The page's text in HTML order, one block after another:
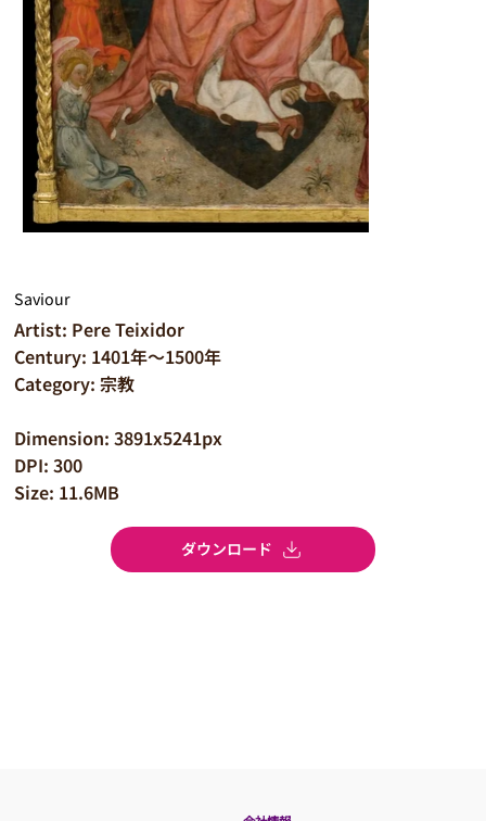
Saviour
Artist: Pere Teixidor
Century: 1401年～1500年
Category: 宗教
Dimension: 3891x5241px
DPI: 300
Size: 11.6MB
ダウンロード